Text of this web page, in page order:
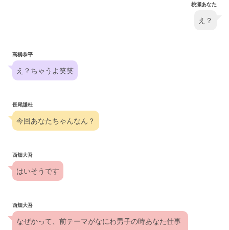
桃瀬あなた
え？
高橋恭平
え？ちゃうよ笑笑
長尾謙杜
今回あなたちゃんなん？
西畑大吾
はいそうです
西畑大吾
なぜかって、前テーマがなにわ男子の時あなた仕事